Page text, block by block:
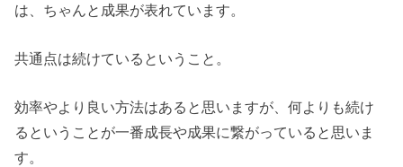
は、ちゃんと成果が表れています。
共通点は続けているということ。
効率やより良い方法はあると思いますが、何よりも続け
るということが一番成長や成果に繋がっていると思いま
す。